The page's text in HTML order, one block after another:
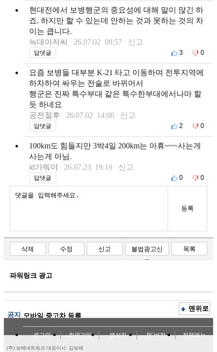
현대전에서 보병행군의 중요성에 대해 말이 많긴 하
죠. 하지만 할 수 있는데 안하는 것과 못하는 것의 차
이는 큽니다.
늑대아저씨
26.07.02 08:57 신고
답댓글 3 0
요즘 보병들 대부분 K-21 타고 이동하며 전투지역에
하차하여 싸우는 전술로 바뀌어서
행군은 진짜 특수부대 같은 특수한부대에서나마 할
듯 하네요
공전절후
26.07.02 14:06 신고
답댓글 2 0
100km도 힘들지만 3박4일 200km는 아휴~~~사는게
사는게 아님.
id가뭐야
26.07.23 19:19 신고
답댓글 0 0
등록
삭제 수정 신고
불법광고신
고
목록
파워링크 광고
공지 모바일 중고차 등록
맨위로
로그인 회원가입 앱설치 PC버전 전체메뉴
(주) 보배네트워크 대표이사: 김보배